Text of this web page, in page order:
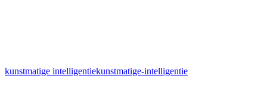
kunstmatige intelligentiekunstmatige-intelligentie